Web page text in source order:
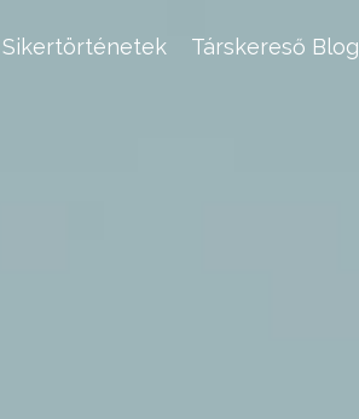
Sikertörténetek Társkereső Blog